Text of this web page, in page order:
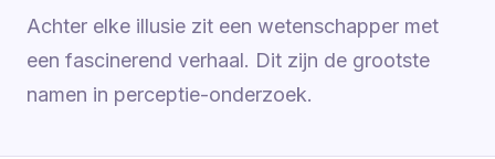
Achter elke illusie zit een wetenschapper met
een fascinerend verhaal. Dit zijn de grootste
namen in perceptie-onderzoek.